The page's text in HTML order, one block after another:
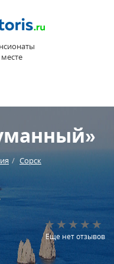
Сорск
Еще нет отзывов